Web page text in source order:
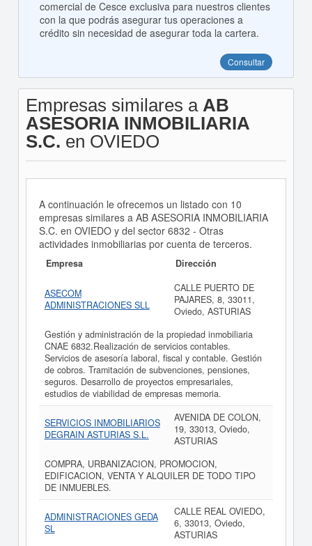
comercial de Cesce exclusiva para nuestros clientes
con la que podrás asegurar tus operaciones a
crédito sin necesidad de asegurar toda la cartera.
Consultar
Empresas similares a AB
ASESORIA INMOBILIARIA
S.C. en OVIEDO
A continuación le ofrecemos un listado con 10
empresas similares a AB ASESORIA INMOBILIARIA
S.C. en OVIEDO y del sector 6832 - Otras
actividades inmobiliarias por cuenta de terceros.
Empresa Dirección
ASECOM
ADMINISTRACIONES SLL
CALLE PUERTO DE
PAJARES, 8, 33011,
Oviedo, ASTURIAS
Gestión y administración de la propiedad inmobiliaria
CNAE 6832.Realización de servicios contables.
Servicios de asesoría laboral, fiscal y contable. Gestión
de cobros. Tramitación de subvenciones, pensiones,
seguros. Desarrollo de proyectos empresariales,
estudios de viabilidad de empresas memoria.
SERVICIOS INMOBILIARIOS
DEGRAIN ASTURIAS S.L.
AVENIDA DE COLON,
19, 33013, Oviedo,
ASTURIAS
COMPRA, URBANIZACION, PROMOCION,
EDIFICACION, VENTA Y ALQUILER DE TODO TIPO
DE INMUEBLES.
ADMINISTRACIONES GEDA
SL
CALLE REAL OVIEDO,
6, 33013, Oviedo,
ASTURIAS